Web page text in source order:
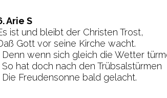
Arie S
ist und bleibt der Christen Trost,
Gott vor seine Kirche wacht.
Denn wenn sich gleich die Wetter
So hat doch nach den Trübsalstürmen
Die Freudensonne bald gelacht.